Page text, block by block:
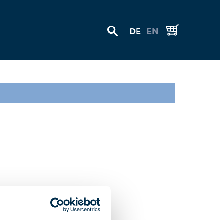
DE EN